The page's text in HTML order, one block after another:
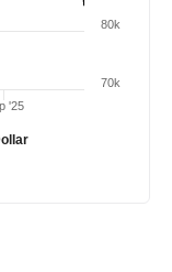
'25
70k
80k